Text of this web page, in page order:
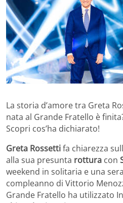
La storia d’amore tra Greta
nata al Grande Fratello è
Scopri cos’ha dichiarato!
Greta Rossettifa chiarezza
alla sua presunta rottura con
weekend in solitaria e una
compleanno di Vittorio
Grande Fratello ha utilizzato